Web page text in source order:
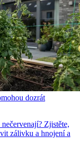
dozrát
Zjistěte,
zálivku a hnojení a